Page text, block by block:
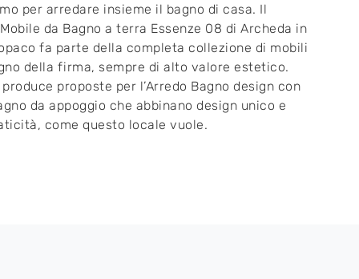
per arredare insieme il bagno di casa. Il
da Bagno a terra Essenze 08 di Archeda in
fa parte della completa collezione di mobili
della firma, sempre di alto valore estetico.
proposte per l’Arredo Bagno design con
da appoggio che abbinano design unico e
come questo locale vuole.